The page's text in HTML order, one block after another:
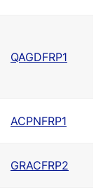
QAGDFRP1
ACPNFRP1
GRACFRP2